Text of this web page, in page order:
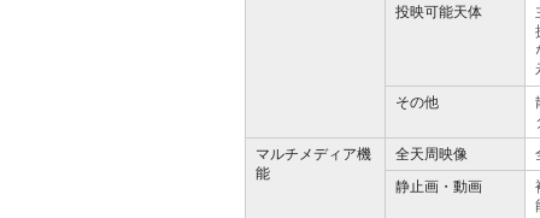
投映可能天体
その他
マルチメディア機
能
全天周映像
静止画・動画